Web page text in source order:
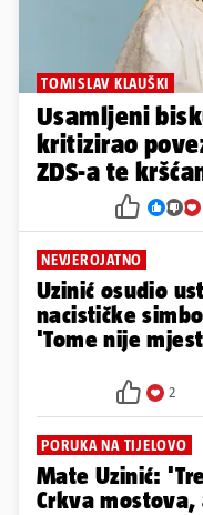
TOMISLAV KLAUŠKI
Usamljeni
kritizirao
ZDS-a te
NEVJEROJATNO
Uzinić osudio
nacističke
'Tome nije
2
PORUKA NA TIJELOVO
Mate Uzinić:
Crkva mostova,